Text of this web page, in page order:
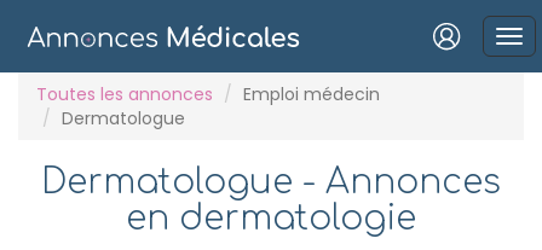
Connexion
Mot de passe oublié ?
Toutes les annonces
Emploi médecin
Dermatologue
Dermatologue - Annonces
en dermatologie